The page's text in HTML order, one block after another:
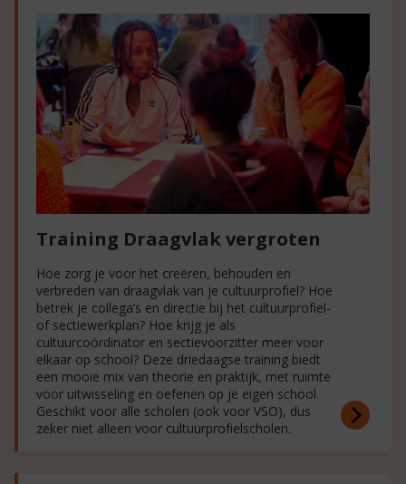
Training Draagvlak vergroten
Hoe zorg je voor het creëren, behouden en
verbreden van draagvlak van je cultuurprofiel? Hoe
betrek je collega’s en directie bij het cultuurprofiel-
of sectiewerkplan? Hoe krijg je als
cultuurcoördinator en sectievoorzitter meer voor
elkaar op school? Deze driedaagse training biedt
een mooie mix van theorie en praktijk, met ruimte
voor uitwisseling en oefenen op je eigen school.
Geschikt voor alle scholen (ook voor VSO), dus
zeker niet alleen voor cultuurprofielscholen.